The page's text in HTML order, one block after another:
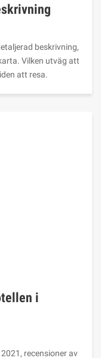
beskrivning,
Vilken utväg att
att resa.
i
recensioner av